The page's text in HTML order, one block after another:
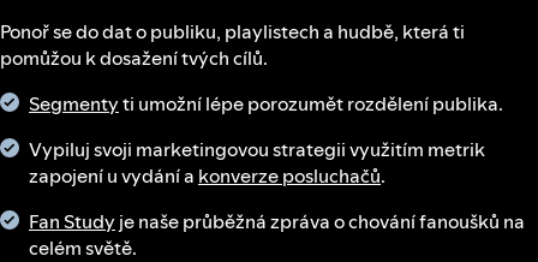
Ponoř se do dat o publiku, playlistech a hudbě, která ti
pomůžou k dosažení tvých cílů.
Segmentyti umožní lépe porozumět rozdělení publika.
Vypiluj svoji marketingovou strategii využitím metrik
zapojení u vydání a konverze posluchačů.
Fan Study je naše průběžná zpráva o chování fanoušků na
celém světě.